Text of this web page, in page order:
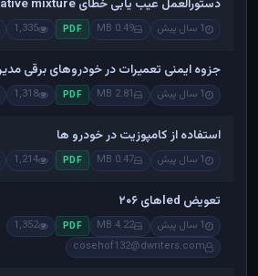
دستورالعمل عیب یابی خطای multiplicative mixture دنا و سورن
1 سال پیش 0.49 MB
PDF
1,335
جزوه ایمنی تعمیرات در خودروهای برقی
1 سال پیش 2.81 MB
PDF
1,318
استفاده از کامپوزیت در خودرو ها
1 سال پیش 0.47 MB
PDF
1,214
تعویض ledهای ۲۰۶
1 سال پیش 4.22 MB
PDF
1,352
cosehof132@dwriters.com